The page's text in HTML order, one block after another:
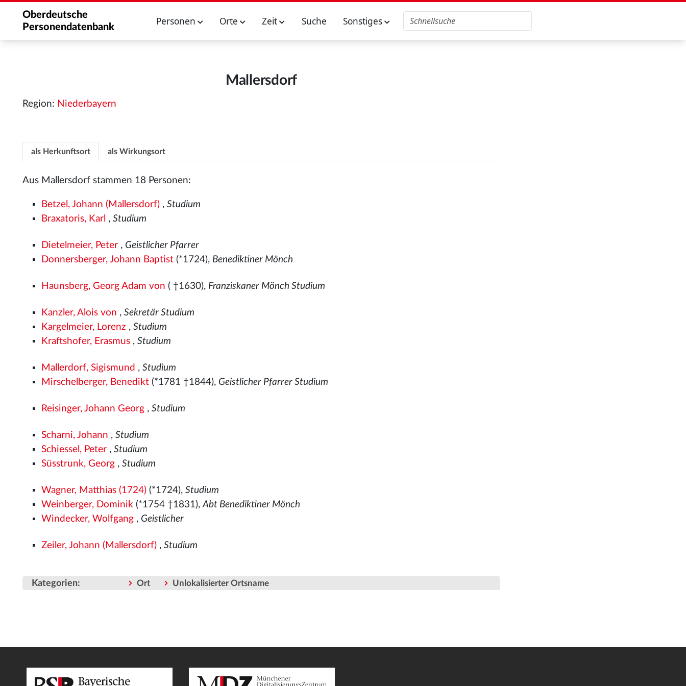
Oberdeutsche
Personendatenbank
Personen Orte Zeit Suche Sonstiges
Mallersdorf
Region: Niederbayern
als Herkunftsort als Wirkungsort
Aus Mallersdorf stammen 18 Personen:
Betzel, Johann (Mallersdorf) ,Studium
Braxatoris, Karl ,Studium
Dietelmeier, Peter , Geistlicher Pfarrer
Donnersberger, Johann Baptist (*1724), Benediktiner Mönch
Haunsberg, Georg Adam von ( †1630), Franziskaner Mönch Studium
Kanzler, Alois von ,Sekretär Studium
Kargelmeier, Lorenz ,Studium
Kraftshofer, Erasmus ,Studium
Mallerdorf, Sigismund ,Studium
Mirschelberger, Benedikt (*1781 †1844), Geistlicher Pfarrer Studium
Reisinger, Johann Georg ,Studium
Scharni, Johann ,Studium
Schiessel, Peter ,Studium
Süsstrunk, Georg ,Studium
Wagner, Matthias (1724) (*1724),Studium
Weinberger, Dominik (*1754 †1831),Abt Benediktiner Mönch
Windecker, Wolfgang , Geistlicher
Zeiler, Johann (Mallersdorf) ,Studium
Kategorien: Ort Unlokalisierter Ortsname